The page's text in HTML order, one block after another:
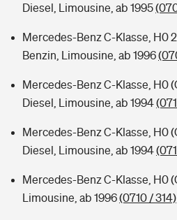
Diesel, Limousine, ab 1995
Mercedes-Benz C-Klasse, H0
Benzin, Limousine, ab 1996
Mercedes-Benz C-Klasse, H0
Diesel, Limousine, ab 1994
Mercedes-Benz C-Klasse, H0
Diesel, Limousine, ab 1994
Mercedes-Benz C-Klasse, H0
Limousine, ab 1996(0710 / 314)